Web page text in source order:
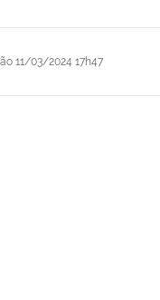
11/03/2024 17h47